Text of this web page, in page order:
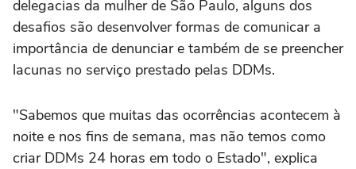
delegacias da mulher de São Paulo, alguns dos
desafios são desenvolver formas de comunicar a
importância de denunciar e também de se preencher
lacunas no serviço prestado pelas DDMs.
"Sabemos que muitas das ocorrências acontecem à
noite e nos fins de semana, mas não temos como
criar DDMs 24 horas em todo o Estado", explica